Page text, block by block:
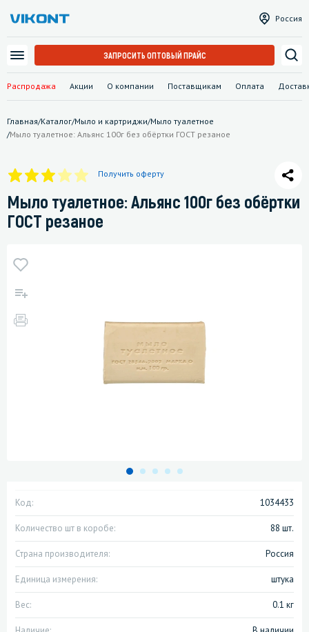
Распродажа Акции О компании Поставщикам Оплата
Россия
ЗАПРОСИТЬ ОПТОВЫЙ ПРАЙС
Главная/Каталог/Мыло и картриджи/Мыло туалетное
/Мыло туалетное: Альянс 100г без обёртки ГОСТ резаное
Получить оферту
Мыло туалетное: Альянс 100г без обёртки
ГОСТ резаное
Код: 1034433
Количество шт в коробе: 88 шт.
Страна производителя: Россия
Единица измерения: штука
Вес: 0.1 кг